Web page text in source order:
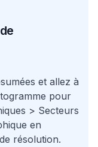
et allez à
pour
> Secteurs
en
résolution.